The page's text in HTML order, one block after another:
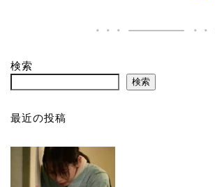
検索
検索
最近の投稿